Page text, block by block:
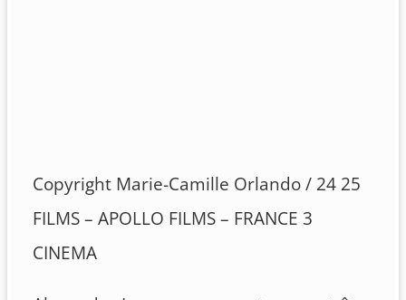
Copyright Marie-Camille Orlando / 24 25
FILMS – APOLLO FILMS – FRANCE 3
CINEMA